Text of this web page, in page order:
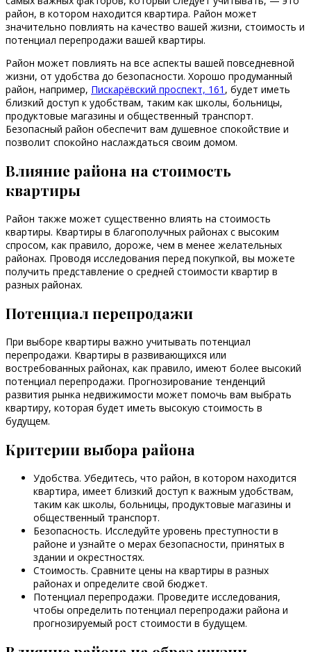
район, в котором находится квартира. Район может
значительно повлиять на качество вашей жизни, стоимость и
потенциал перепродажи вашей квартиры.
Район может повлиять на все аспекты вашей повседневной
жизни, от удобства до безопасности. Хорошо продуманный
район, например, Пискарёвский проспект, 161 , будет иметь
близкий доступ к удобствам, таким как школы, больницы,
продуктовые магазины и общественный транспорт.
Безопасный район обеспечит вам душевное спокойствие и
позволит спокойно наслаждаться своим домом.
Влияние района на стоимость
квартиры
Район также может существенно влиять на стоимость
квартиры. Квартиры в благополучных районах с высоким
спросом, как правило, дороже, чем в менее желательных
районах. Проводя исследования перед покупкой, вы можете
получить представление о средней стоимости квартир в
разных районах.
Потенциал перепродажи
При выборе квартиры важно учитывать потенциал
перепродажи. Квартиры в развивающихся или
востребованных районах, как правило, имеют более высокий
потенциал перепродажи. Прогнозирование тенденций
развития рынка недвижимости может помочь вам выбрать
квартиру, которая будет иметь высокую стоимость в
будущем.
Критерии выбора района
Удобства. Убедитесь, что район, в котором находится
квартира, имеет близкий доступ к важным удобствам,
таким как школы, больницы, продуктовые магазины и
общественный транспорт.
Безопасность. Исследуйте уровень преступности в
районе и узнайте о мерах безопасности, принятых в
здании и окрестностях.
Стоимость. Сравните цены на квартиры в разных
районах и определите свой бюджет.
Потенциал перепродажи. Проведите исследования,
чтобы определить потенциал перепродажи района и
прогнозируемый рост стоимости в будущем.